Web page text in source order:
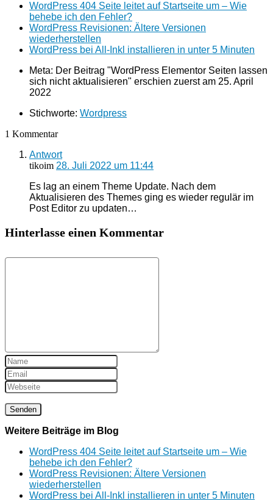
WordPress 404 Seite leitet auf Startseite um – Wie
behebe ich den Fehler?
WordPress Revisionen: Ältere Versionen
wiederherstellen
WordPress bei All-Inkl installieren in unter 5 Minuten
Meta: Der Beitrag "WordPress Elementor Seiten lassen
sich nicht aktualisieren" erschien zuerst am 25. April
2022
Stichworte: Wordpress
1 Kommentar
Antwort
tikoim 28. Juli 2022 um 11:44
Es lag an einem Theme Update. Nach dem
Aktualisieren des Themes ging es wieder regulär im
Post Editor zu updaten…
Hinterlasse einen Kommentar
Weitere Beiträge im Blog
WordPress 404 Seite leitet auf Startseite um – Wie
behebe ich den Fehler?
WordPress Revisionen: Ältere Versionen
wiederherstellen
WordPress bei All-Inkl installieren in unter 5 Minuten